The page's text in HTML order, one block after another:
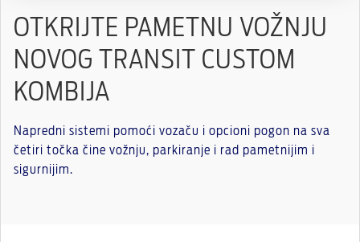
OTKRIJTE PAMETNU VOŽNJU
NOVOG TRANSIT CUSTOM
KOMBIJA
Napredni sistemi pomoći vozaču i opcioni pogon na sva
četiri točka čine vožnju, parkiranje i rad pametnijim i
sigurnijim.